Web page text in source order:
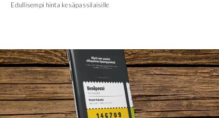
Edullisempi hinta kesäpassilaisille